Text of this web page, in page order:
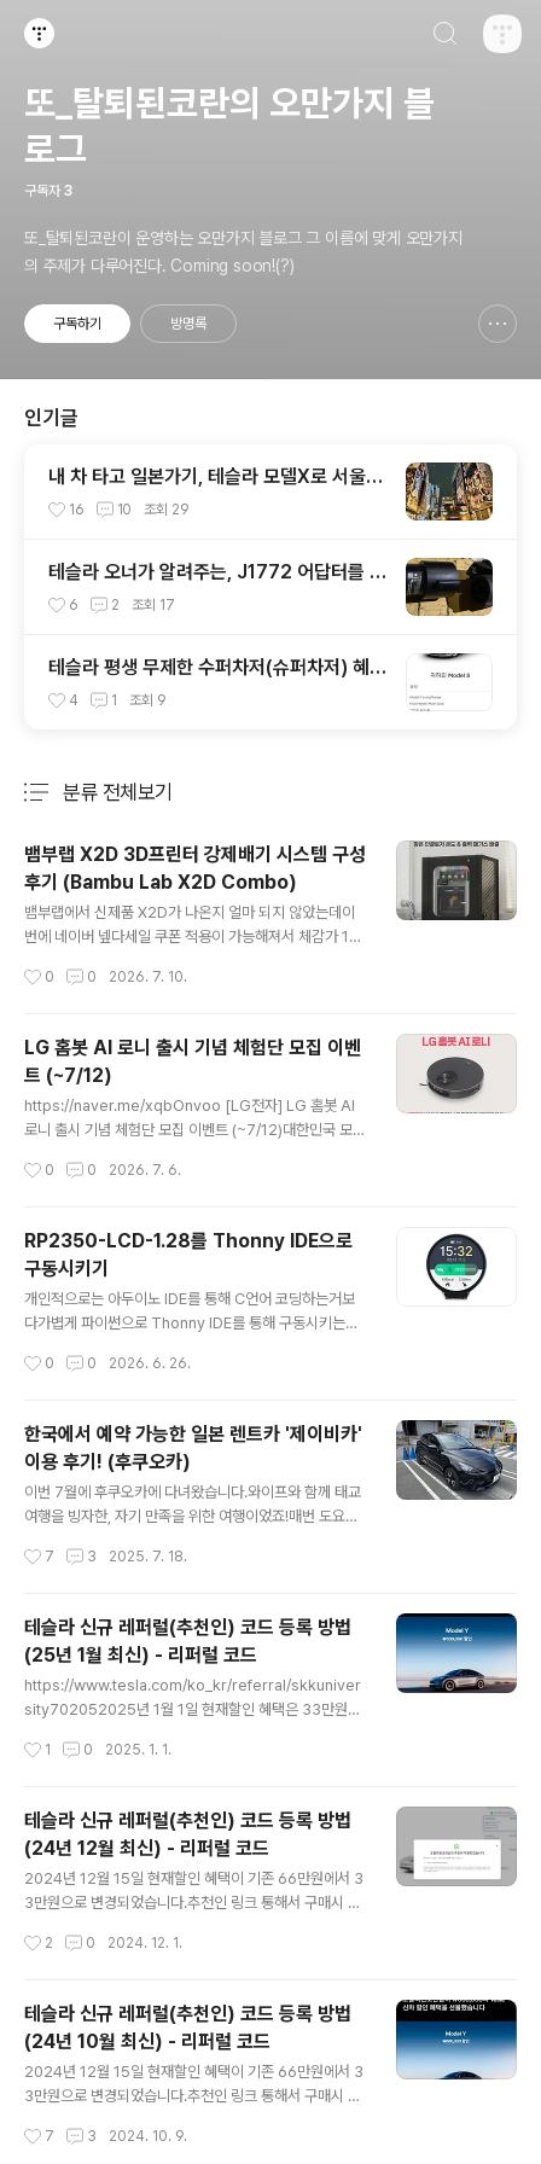
또_탈퇴된코란의 오만가지 블
로그
구독자 3
또_탈퇴된코란이 운영하는 오만가지 블로그 그 이름에 맞게 오만가지
의 주제가 다루어진다. Coming soon!(?)
구독하기 방명록
인기글
내 차 타고 일본가기, 테슬라 모델X로 서울에
서 도쿄까지 (1) - 배편 예약부터 카페리 탑승
16 10 조회 29
테슬라 오너가 알려주는, J1772 어답터를 이
용하여 공용 완속 충전기 이용하기
6 2 조회 17
테슬라 평생 무제한 수퍼차저(슈퍼차저) 혜택
이 함께 이양되는 중고 매물이 있다! (Feat.
4 1 조회 9
분류 전체보기
뱀부랩 X2D 3D프린터 강제배기 시스템 구성
후기 (Bambu Lab X2D Combo)
뱀부랩에서 신제품 X2D가 나온지 얼마 되지 않았는데이
번에 네이버 넾다세일 쿠폰 적용이 가능해져서 체감가 110
대해 막연하게만 생각하다가, 이번에 좋은 기회가 되어서
템 구성이 필요했고pla를 쓸 경우에는 x2d가 챔버형이라
배기라인만 잘 빼주면 문제 없다고들 하나,그래도 철저하
게 배기하기 위해 이중챔버 + 샷시배기 + 공기질감지 +
자동 배기on/off 시스템으로 구성하기로 하였습니다.#구
원)이중챔버는 타오바오에서 222위안 정도에 국내무료배
0 0 2026. 7. 10.
LG 홈봇 AI 로니 출시 기념 체험단 모집 이벤
트 (~7/12)
https://naver.me/xqbOnvoo [LG전자] LG 홈봇 AI
로니 출시 기념 체험단 모집 이벤트 (~7/12)대한민국 모임
소로봇 #LG홈봇로니 #LG홈봇AI로니 #LGHOMEBOT
0 0 2026. 7. 6.
RP2350-LCD-1.28를 Thonny IDE으로
구동시키기
개인적으로는 아두이노 IDE를 통해 C언어 코딩하는거보
다가볍게 파이썬으로 Thonny IDE를 통해 구동시키는게
히기원형 디스플레이용 펌웨어 (4mb 메모리)우선 파이썬
데 원형 스크린이시면 위에 파일을 받으시고사각 디스플레
이 1.47인치시라면 아래 펌웨어를 받으시면 됩니다.사각
디스플레이용 펌웨어 (16mb 메모리) [26.07.18 추가] R
P2350-LCD-0.85 사각형 쓰시는 분들은 아래 펌웨어로
[26.08.04 추가] ESP32 C3 0.71 원형 쓰시는 분들은
태에서 USB C 연결 후 버튼에서 손을 땐다.방법2 :..
0 0 2026. 6. 26.
한국에서 예약 가능한 일본 렌트카 '제이비카'
이용 후기! (후쿠오카)
이번 7월에 후쿠오카에 다녀왔습니다.와이프와 함께 태교
여행을 빙자한, 자기 만족을 위한 여행이었죠!매번 도요타
페이지를 통해 예약 가능한 '제이비카( http://www.jb-ca
니다.일단 날짜와 시간을 고릅니다저는 첫째날이 아니라
둘째날부터 이용했는데,후쿠오카 공항에서 바로 렌트카를
이용하신다면 비행기 도착시간 +30분 정도로 맞춰서 대
여시간을 선택하시면 됩니다.차종과 메이커는 매우 다양합
니다.일반 가족이라면 4~5인승에서 적당한 차를 고르시면
에 가서 안내대로 연락하면 이렇게 픽업차가 옵니다.픽업
7 3 2025. 7. 18.
테슬라 신규 레퍼럴(추천인) 코드 등록 방법
(25년 1월 최신) - 리퍼럴 코드
https://www.tesla.com/ko_kr/referral/skkuniver
sity702052025년 1월 1일 현재할인 혜택은 33만원입
라 코리아의 레퍼럴 혜택이 신년인 25년의 1월에도 이어
는 분께는 33만원 상당의 할인을 해주고코드를 제공해주
시는 분에게는 약 16만원 상당의 혜택을 줍니다.온라인으
로 차를 적극적으로 판매하는 테슬라답게, 레퍼럴(추천인)
코드 적용도 매우 간단합니다.우선 아래 링크를 통하여 접
속합니다. (또_탈퇴된코란의 추천인 링크)https://www.t
탈퇴된코란 님의 추천을 통해 Tesl..
1 0 2025. 1. 1.
테슬라 신규 레퍼럴(추천인) 코드 등록 방법
(24년 12월 최신) - 리퍼럴 코드
2024년 12월 15일 현재할인 혜택이 기존 66만원에서 3
3만원으로 변경되었습니다.추천인 링크 통해서 구매시 참
'추천 수가 한도에 도달' 라는 메세지가 뜨면 현재 추천인
터 초기화되오니 참고 부탁드립니다. https://www.tesl
a.com/ko_kr/referral/skkuniversity70205테슬라
코리아의 레퍼럴 혜택이 12월에도 이어집니다.이번 프로
그램은 추천인 코드를 사용하여 구매하시는 분께는 66만
원 상당의 할인을 해주고코드를 제공해주시는 분에게는 3
판매하는 테슬라답게, 레퍼럴(추천인) 코드 적용도 매우 간
2 0 2024. 12. 1.
테슬라 신규 레퍼럴(추천인) 코드 등록 방법
(24년 10월 최신) - 리퍼럴 코드
2024년 12월 15일 현재할인 혜택이 기존 66만원에서 3
3만원으로 변경되었습니다.추천인 링크 통해서 구매시 참
'추천 수가 한도에 도달' 라는 메세지가 뜨면 현재 추천인
7 3 2024. 10. 9.